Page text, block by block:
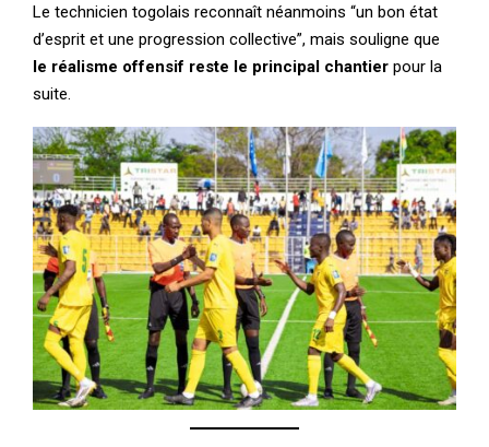
Le technicien togolais reconnaît néanmoins “un bon état
d’esprit et une progression collective”, mais souligne que
le réalisme offensif reste le principal chantier pour la
suite.